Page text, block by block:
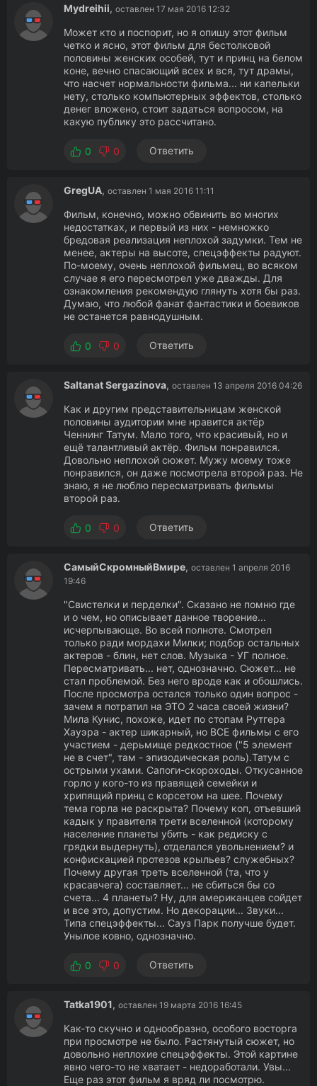
Mydreihii, оставлен 17 мая 2016 12:32
Может кто и поспорит, но я опишу этот фильм
четко и ясно, этот фильм для бестолковой
половины женских особей, тут и принц на белом
коне, вечно спасающий всех и вся, тут драмы,
что насчет нормальности фильма... ни капельки
нету, столько компьютерных эффектов, столько
денег вложено, стоит задаться вопросом, на
какую публику это рассчитано.
0 0 Ответить
GregUA, оставлен 1 мая 2016 11:11
Фильм, конечно, можно обвинить во многих
недостатках, и первый из них - немножко
бредовая реализация неплохой задумки. Тем не
менее, актеры на высоте, спецэффекты радуют.
По-моему, очень неплохой фильмец, во всяком
случае я его пересмотрел уже дважды. Для
ознакомления рекомендую глянуть хотя бы раз.
Думаю, что любой фанат фантастики и боевиков
не останется равнодушным.
0 0 Ответить
Saltanat Sergazinova, оставлен 13 апреля 2016 04:26
Как и другим представительницам женской
половины аудитории мне нравится актёр
Ченнинг Татум. Мало того, что красивый, но и
ещё талантливый актёр. Фильм понравился.
Довольно неплохой сюжет. Мужу моему тоже
понравился, он даже посмотрела второй раз. Не
знаю, я не люблю пересматривать фильмы
второй раз.
0 0 Ответить
СамыйСкромныйВмире, оставлен 1 апреля 2016
19:46
"Свистелки и перделки". Сказано не помню где
и о чем, но описывает данное творение...
исчерпывающе. Во всей полноте. Смотрел
только ради мордахи Милки; подбор остальных
актеров - блин, нет слов. Музыка - УГ полное.
Пересматривать... нет, однозначно. Сюжет... не
стал проблемой. Без него вроде как и обошлись.
После просмотра остался только один вопрос -
зачем я потратил на ЭТО 2 часа своей жизни?
Мила Кунис, похоже, идет по стопам Рутгера
Хауэра - актер шикарный, но ВСЕ фильмы с его
участием - дерьмище редкостное ("5 элемент
не в счет", там - эпизодическая роль).Татум с
острыми ухами. Сапоги-скороходы. Откусанное
горло у кого-то из правящей семейки и
хрипящий принц с корсетом на шее. Почему
тема горла не раскрыта? Почему коп, отъевший
кадык у правителя трети вселенной (которому
население планеты убить - как редиску с
грядки выдернуть), отделался увольнением? и
конфискацией протезов крыльев? служебных?
Почему другая треть вселенной (та, что у
красавчега) составляет... не сбиться бы со
счета... 4 планеты? Ну, для американцев сойдет
и все это, допустим. Но декорации... Звуки...
Типа спецэффекты... Сауз Парк получше будет.
Унылое ковно, однозначно.
0 0 Ответить
Tatka1901, оставлен 19 марта 2016 16:45
Как-то скучно и однообразно, особого восторга
при просмотре не было. Растянутый сюжет, но
довольно неплохие спецэффекты. Этой картине
явно чего-то не хватает - недоработали. Увы...
Еще раз этот фильм я вряд ли посмотрю.